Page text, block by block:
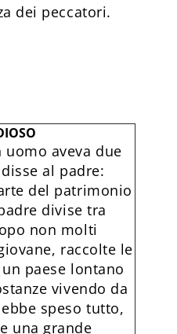
dei peccatori.
uomo aveva due
al padre:
del patrimonio
divise tra
non molti
raccolte le
paese lontano
vivendo da
speso tutto,
una grande